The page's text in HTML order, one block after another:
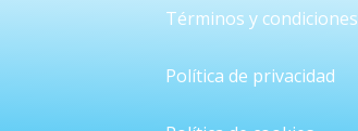
Términos y condiciones
Política de privacidad